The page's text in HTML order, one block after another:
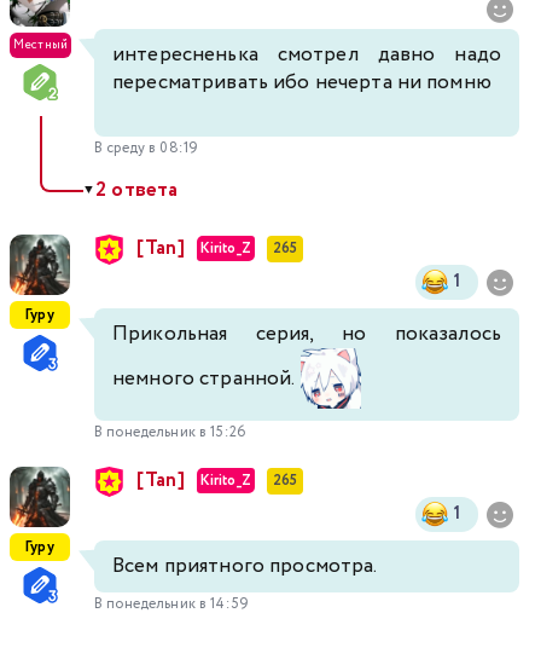
Местный
интересненька смотрел давно надо
пересматривать ибо нечерта ни помню
В среду в 08:19
▼2 ответа
Гуру
[Tan] Kirito_Z 265
1
Прикольная серия, но показалось
немного странной.
В понедельник в 15:26
Гуру
[Tan] Kirito_Z 265
1
Всем приятного просмотра.
В понедельник в 14:59